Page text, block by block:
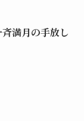
満月の手放し